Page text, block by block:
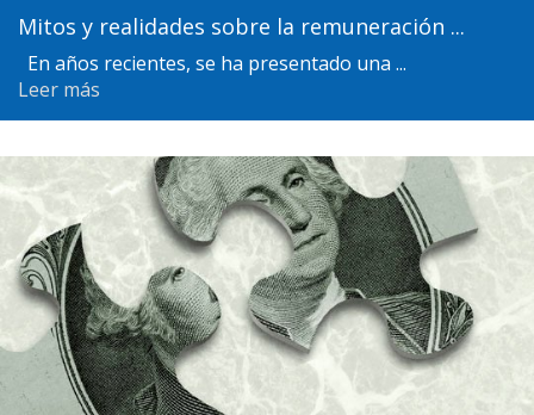
Mitos y realidades sobre la remuneración ...
En años recientes, se ha presentado una ...
Leer más